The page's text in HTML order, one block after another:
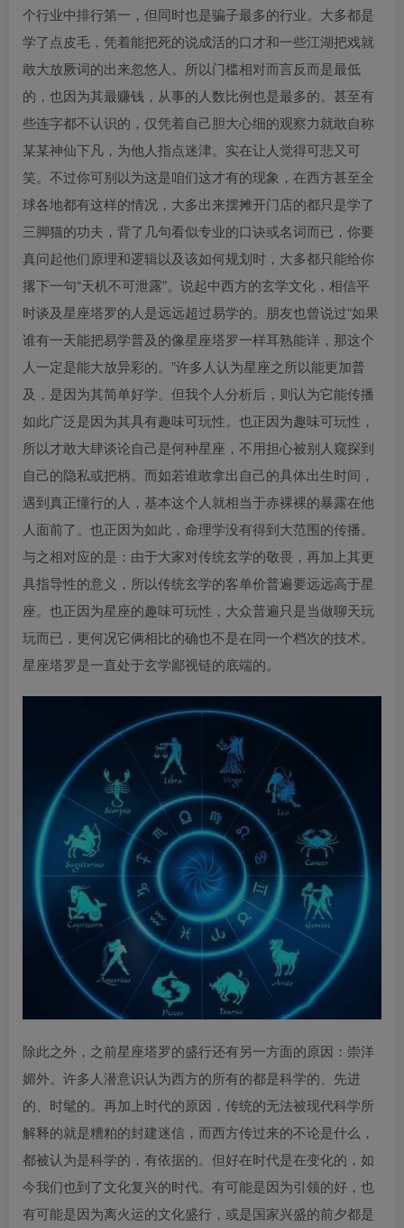
个行业中排行第一，但同时也是骗子最多的行业。大多都是
学了点皮毛，凭着能把死的说成活的口才和一些江湖把戏就
敢大放厥词的出来忽悠人。所以门槛相对而言反而是最低
的，也因为其最赚钱，从事的人数比例也是最多的。甚至有
些连字都不认识的，仅凭着自己胆大心细的观察力就敢自称
某某神仙下凡，为他人指点迷津。实在让人觉得可悲又可
笑。不过你可别以为这是咱们这才有的现象，在西方甚至全
球各地都有这样的情况，大多出来摆摊开门店的都只是学了
三脚猫的功夫，背了几句看似专业的口诀或名词而已，你要
真问起他们原理和逻辑以及该如何规划时，大多都只能给你
撂下一句“天机不可泄露”。说起中西方的玄学文化，相信平
时谈及星座塔罗的人是远远超过易学的。朋友也曾说过“如果
谁有一天能把易学普及的像星座塔罗一样耳熟能详，那这个
人一定是能大放异彩的。”许多人认为星座之所以能更加普
及，是因为其简单好学。但我个人分析后，则认为它能传播
如此广泛是因为其具有趣味可玩性。也正因为趣味可玩性，
所以才敢大肆谈论自己是何种星座，不用担心被别人窥探到
自己的隐私或把柄。而如若谁敢拿出自己的具体出生时间，
遇到真正懂行的人，基本这个人就相当于赤裸裸的暴露在他
人面前了。也正因为如此，命理学没有得到大范围的传播。
与之相对应的是：由于大家对传统玄学的敬畏，再加上其更
具指导性的意义，所以传统玄学的客单价普遍要远远高于星
座。也正因为星座的趣味可玩性，大众普遍只是当做聊天玩
玩而已，更何况它俩相比的确也不是在同一个档次的技术。
星座塔罗是一直处于玄学鄙视链的底端的。
除此之外，之前星座塔罗的盛行还有另一方面的原因：崇洋
媚外。许多人潜意识认为西方的所有的都是科学的、先进
的、时髦的。再加上时代的原因，传统的无法被现代科学所
解释的就是糟粕的封建迷信，而西方传过来的不论是什么，
都被认为是科学的，有依据的。但好在时代是在变化的，如
今我们也到了文化复兴的时代。有可能是因为引领的好，也
有可能是因为离火运的文化盛行，或是国家兴盛的前夕都是